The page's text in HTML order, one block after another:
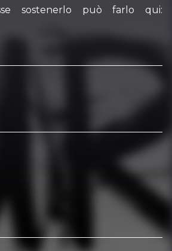
sostenerlo può farlo qui: